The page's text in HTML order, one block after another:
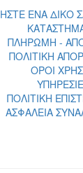
ΕΝΑ ΔΙΚΟ
ΠΛΗΡΩΜΗ -
ΠΟΛΙΤΙΚΗ
ΟΡΟΙ
ΠΟΛΙΤΙΚΗ
ΑΣΦΑΛΕΙΑ